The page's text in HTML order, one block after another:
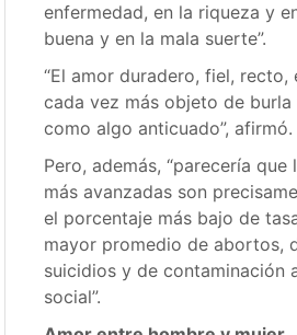
enfermedad, en la riqueza y
buena y en la mala suerte”.
“El amor duradero, fiel,
cada vez más objeto de
como algo anticuado”, afirmó.
Pero, además, “parecería que
más avanzadas son
el porcentaje más bajo de
mayor promedio de abortos,
suicidios y de contaminación
social”.